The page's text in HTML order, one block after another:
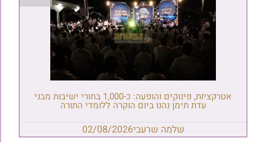
אטרקציות, פינוקים והופעה: כ-1,000 בחורי ישיבות מבני
עדת תימן נהנו ביום הוקרה ללומדי התורה
שלמה שרעבי02/08/2026